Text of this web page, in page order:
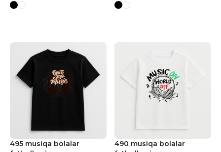
495 musiqa bolalar
490 musiqa bolalar